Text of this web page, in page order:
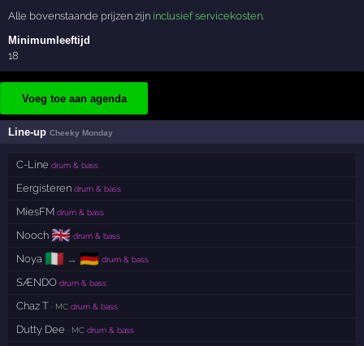
Alle bovenstaande prijzen zijn inclusief servicekosten.
Minimumleeftijd
18
Voeg toe aan agenda
Line-upCheeky Monday
C-Line drum & bass
Eergisteren drum & bass
MiesFM drum & bass
Nooch 🇬🇧 drum & bass
Noya 🇮🇹 → 🇩🇪 drum & bass
SÆNDO drum & bass
Chaz T · MC drum & bass
Dutty Dee · MC drum & bass